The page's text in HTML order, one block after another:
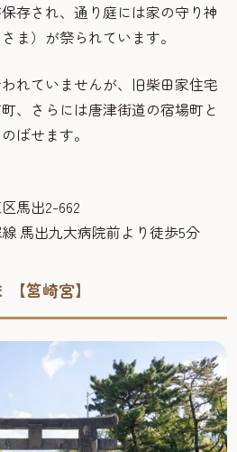
存され、通り庭には家の守り神
ま）が祭られています。
れていませんが、旧柴田家住宅
、さらには唐津街道の宿場町と
ばせます。
馬出2-662
馬出九大病院前より徒歩5分
筥崎宮】